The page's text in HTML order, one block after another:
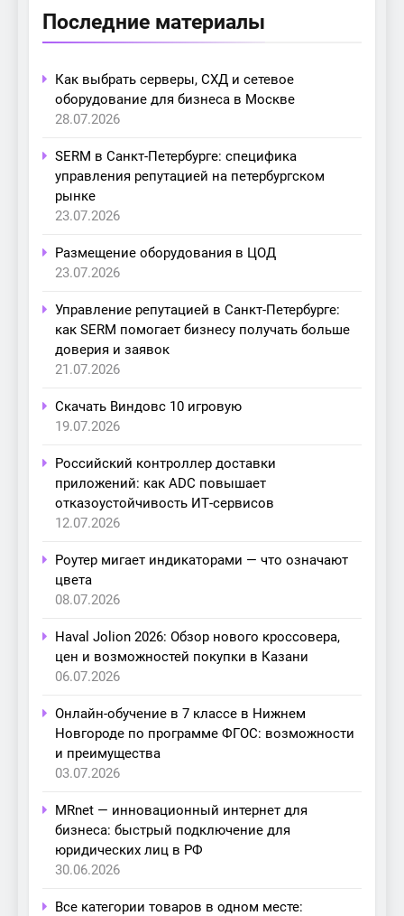
Последние материалы
Как выбрать серверы, СХД и сетевое
оборудование для бизнеса в Москве
28.07.2026
SERM в Санкт-Петербурге: специфика
управления репутацией на петербургском
рынке
23.07.2026
Размещение оборудования в ЦОД
23.07.2026
Управление репутацией в Санкт-Петербурге:
как SERM помогает бизнесу получать больше
доверия и заявок
21.07.2026
Скачать Виндовс 10 игровую
19.07.2026
Российский контроллер доставки
приложений: как ADC повышает
отказоустойчивость ИТ-сервисов
12.07.2026
Роутер мигает индикаторами — что означают
цвета
08.07.2026
Haval Jolion 2026: Обзор нового кроссовера,
цен и возможностей покупки в Казани
06.07.2026
Онлайн-обучение в 7 классе в Нижнем
Новгороде по программе ФГОС: возможности
и преимущества
03.07.2026
MRnet — инновационный интернет для
бизнеса: быстрый подключение для
юридических лиц в РФ
30.06.2026
Все категории товаров в одном месте: